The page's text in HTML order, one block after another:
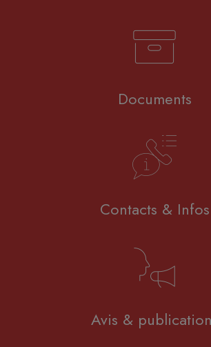
Documents
Contacts & Infos
Avis &